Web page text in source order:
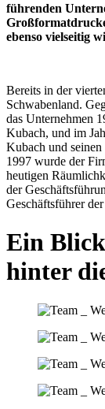
führenden
ebenso vielseitig
Bereits in der
Schwabenland.
das Unternehmen
Kubach, und im
Kubach und
1997 wurde der
heutigen
der
Geschäftsführer
Ein Blick
hinter